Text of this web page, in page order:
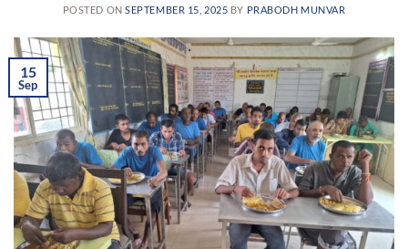
POSTED ONSEPTEMBER 15, 2025 BY PRABODH MUNVAR
15
Sep